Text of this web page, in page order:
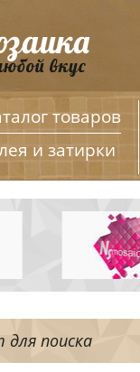
товаров
и затирки